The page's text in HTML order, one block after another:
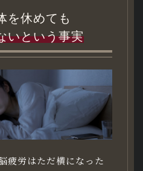
を休めても
いという事実
疲労はただ横になった